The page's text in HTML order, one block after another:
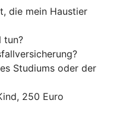
die mein Haustier
tun?
Studiums oder der
250 Euro